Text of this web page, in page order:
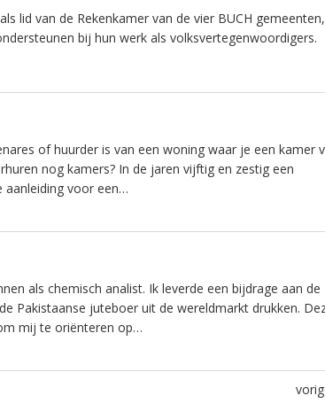
lid van de Rekenkamer van de vier BUCH
bij hun werk als volksvertegenwoordigers.
of huurder is van een woning waar je een kamer
nog kamers? In de jaren vijftig en zestig een
aanleiding voor een…
als chemisch analist. Ik leverde een bijdrage aan de
Pakistaanse juteboer uit de wereldmarkt drukken.
mij te oriënteren op…